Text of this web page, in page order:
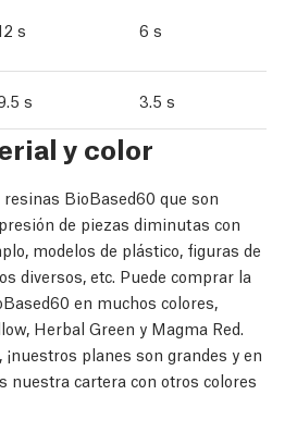
s 6 s
s 3.5 s
y color
BioBased60 que son
de piezas diminutas con
modelos de plástico, figuras de
diversos, etc. Puede comprar la
en muchos colores,
Herbal Green y Magma Red.
planes son grandes y en
nuestra cartera con otros colores